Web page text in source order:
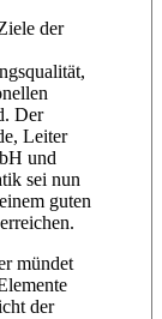
der
Der
Leiter
und
sei nun
guten
mündet
der